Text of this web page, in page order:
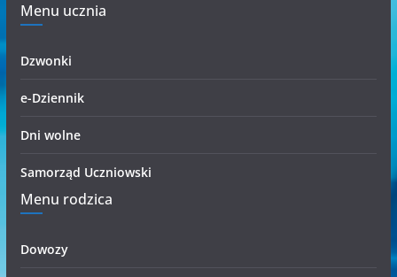
i
i
Menu ucznia
Dzwonki
e-Dziennik
Dni wolne
Samorząd Uczniowski
Menu rodzica
Dowozy